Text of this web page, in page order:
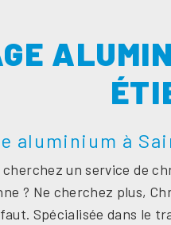
aluminium à
cherchez un service de
? Ne cherchez plus,
faut. Spécialisée dans le